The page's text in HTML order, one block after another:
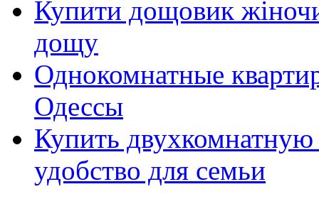
Купити дощовик
дощу
Однокомнатные
Одессы
Купить
удобство для семьи